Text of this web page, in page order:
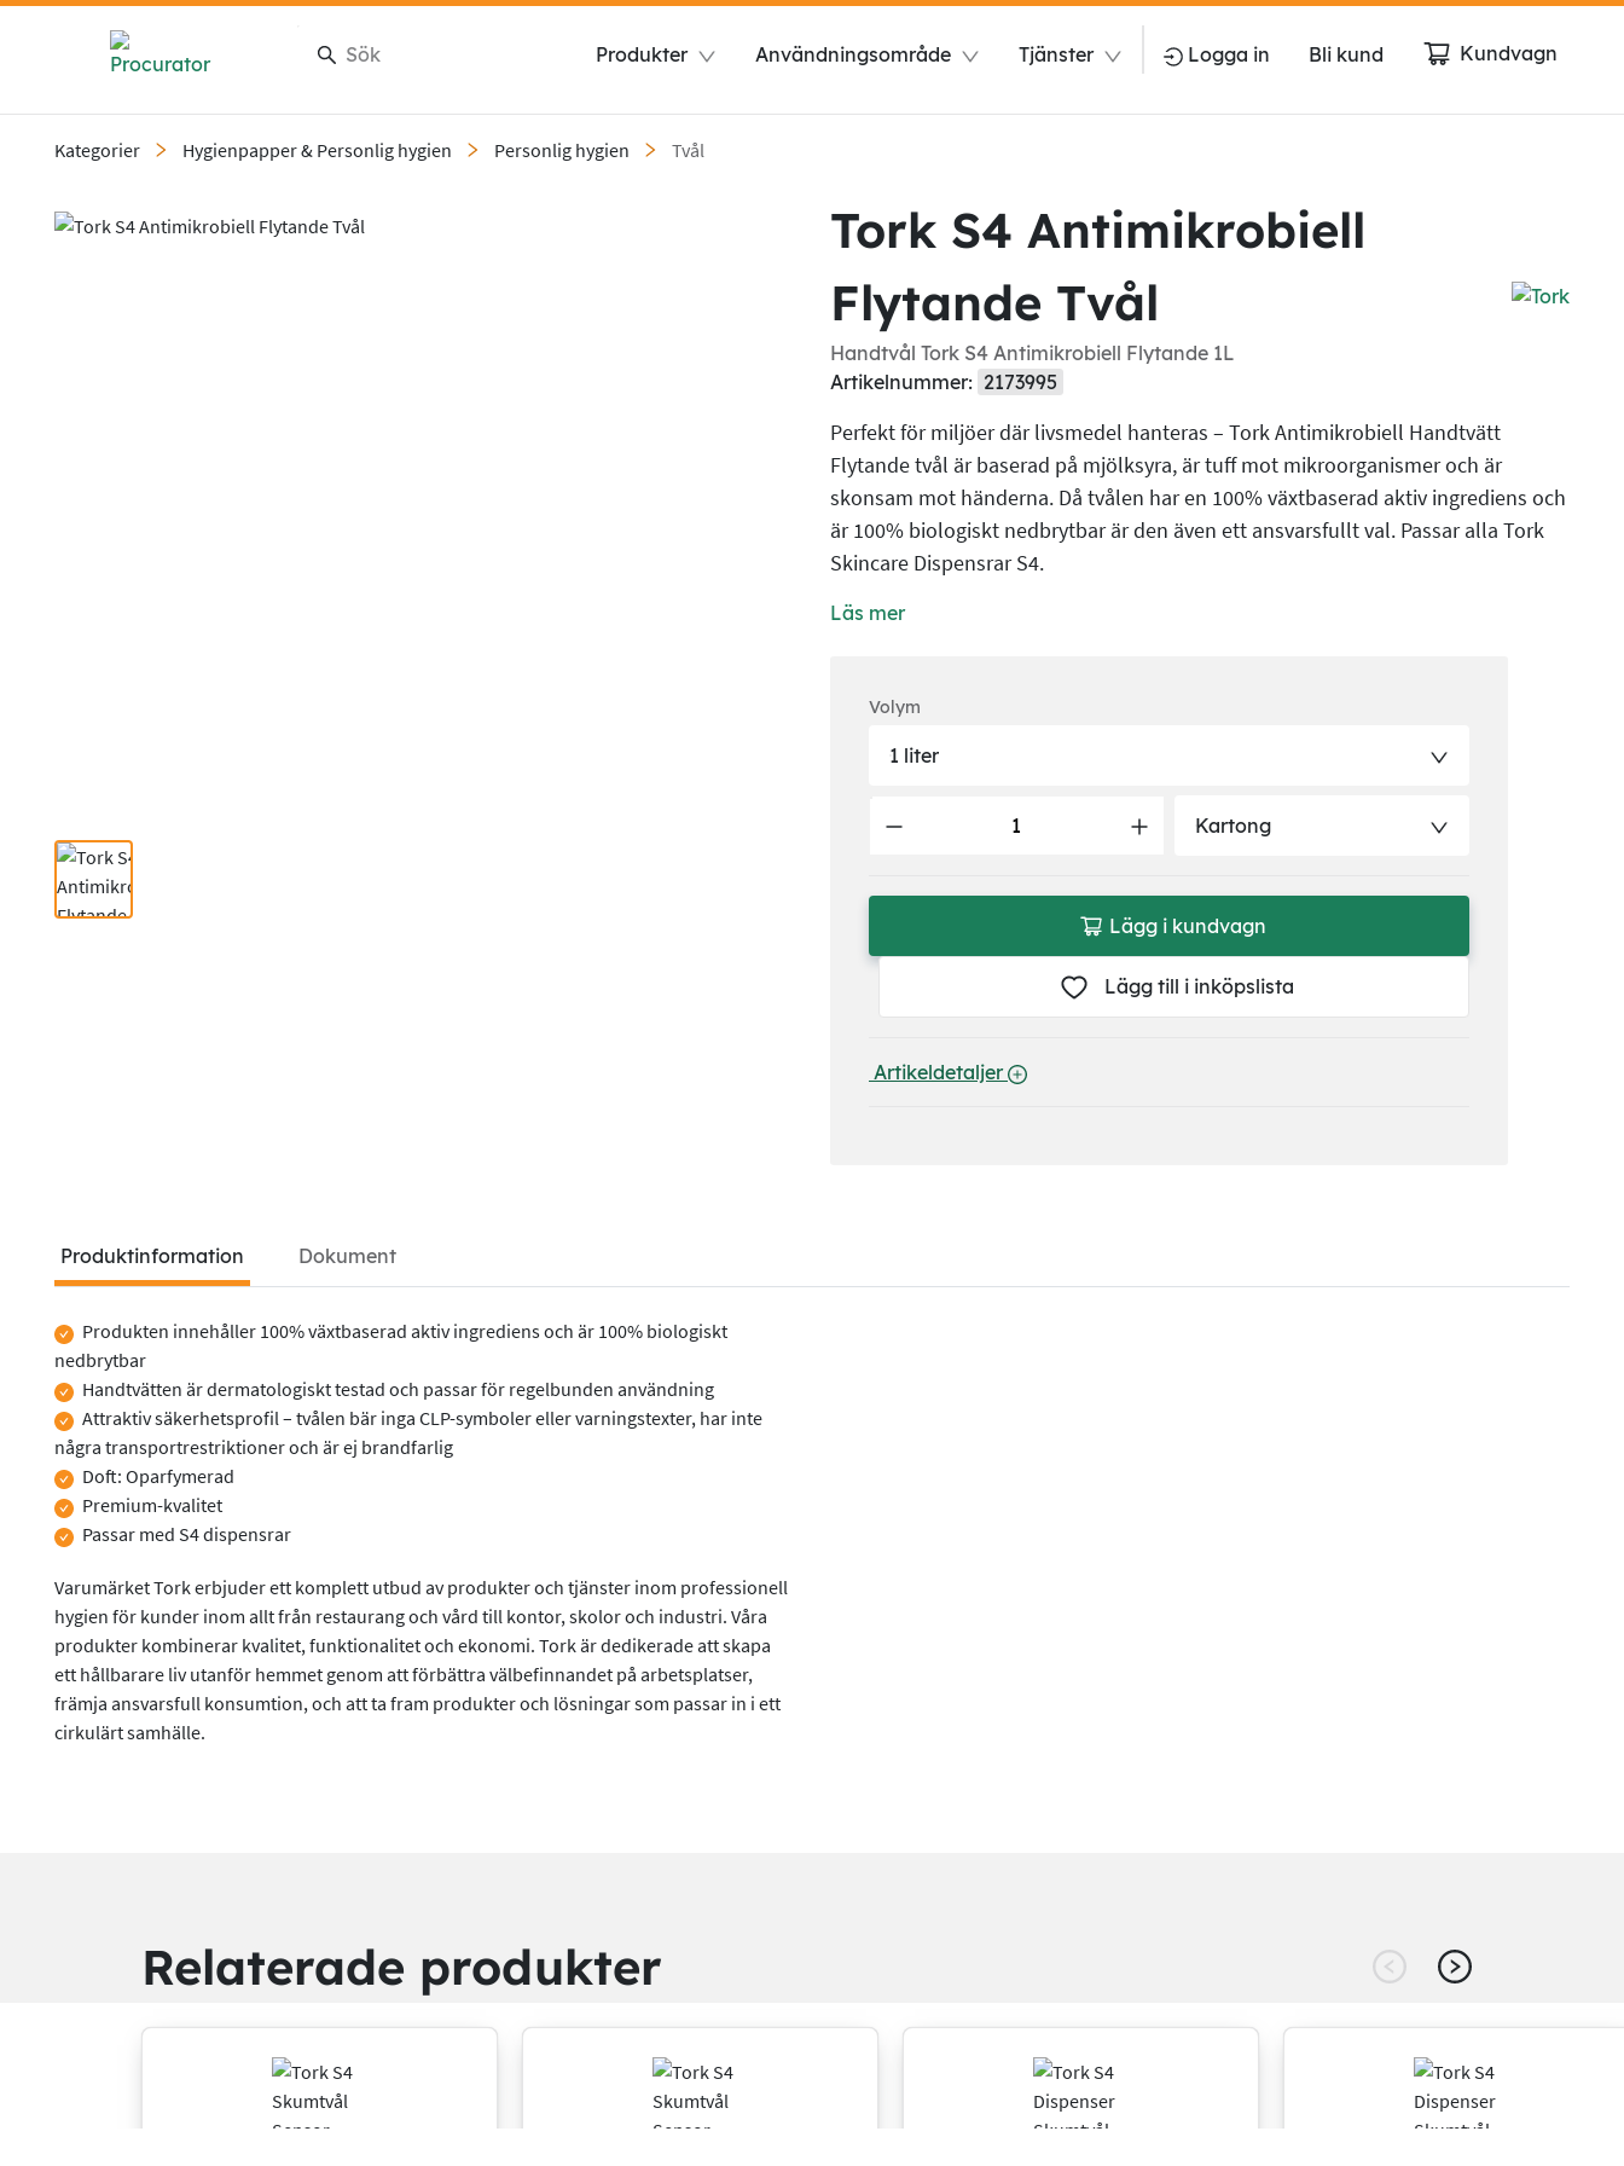
Produkter Användningsområde Tjänster Logga in Bli kund Kundvagn
Kategorier Hygienpapper & Personlig hygien Personlig hygien Tvål
Slide 1 of 1
Tork S4 Antimikrobiell
Flytande Tvål
Handtvål Tork S4 Antimikrobiell Flytande 1L
Artikelnummer: 2173995
Perfekt för miljöer där livsmedel hanteras – Tork Antimikrobiell Handtvätt
Flytande tvål är baserad på mjölksyra, är tuff mot mikroorganismer och är
skonsam mot händerna. Då tvålen har en 100% växtbaserad aktiv ingrediens och
är 100% biologiskt nedbrytbar är den även ett ansvarsfullt val. Passar alla Tork
Skincare Dispensrar S4.
Läs mer
Volym
1 liter
Kartong
Lägg i kundvagn
Lägg till i inköpslista
Artikeldetaljer
Produktinformation Dokument
Produktinformation
Produkten innehåller 100% växtbaserad aktiv ingrediens och är 100% biologiskt
nedbrytbar
Handtvätten är dermatologiskt testad och passar för regelbunden användning
Attraktiv säkerhetsprofil – tvålen bär inga CLP-symboler eller varningstexter, har inte
några transportrestriktioner och är ej brandfarlig
Doft: Oparfymerad
Premium-kvalitet
Passar med S4 dispensrar
Varumärket Tork erbjuder ett komplett utbud av produkter och tjänster inom professionell
hygien för kunder inom allt från restaurang och vård till kontor, skolor och industri. Våra
produkter kombinerar kvalitet, funktionalitet och ekonomi. Tork är dedikerade att skapa
ett hållbarare liv utanför hemmet genom att förbättra välbefinnandet på arbetsplatser,
främja ansvarsfull konsumtion, och att ta fram produkter och lösningar som passar in i ett
cirkulärt samhälle.
Relaterade produkter